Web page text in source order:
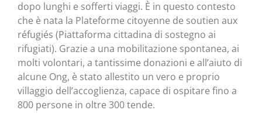
dopo lunghi e sofferti viaggi. È in questo contesto
che è nata la Plateforme citoyenne de soutien aux
réfugiés (Piattaforma cittadina di sostegno ai
rifugiati). Grazie a una mobilitazione spontanea, ai
molti volontari, a tantissime donazioni e all’aiuto di
alcune Ong, è stato allestito un vero e proprio
villaggio dell’accoglienza, capace di ospitare fino a
800 persone in oltre 300 tende.